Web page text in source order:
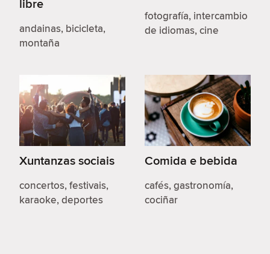
libre
andainas, bicicleta,
montaña
fotografía, intercambio
de idiomas, cine
Xuntanzas sociais
concertos, festivais,
karaoke, deportes
Comida e bebida
cafés, gastronomía,
cociñar